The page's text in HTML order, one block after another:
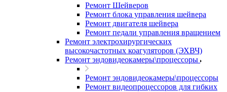
Ремонт Шейверов
Ремонт блока управления шейвера
Ремонт двигателя шейвера
Ремонт педали управления вращением
Ремонт электрохирургических
высокочастотных коагуляторов (ЭХВЧ)
Ремонт эндовидеокамеры\процессоры
Ремонт эндовидеокамеры\процессоры
Ремонт видеопроцессоров для гибких